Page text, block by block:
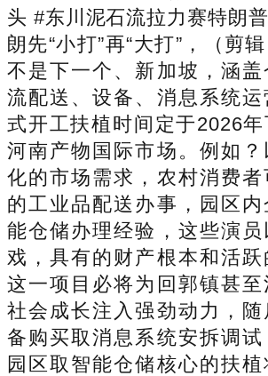
头 #东川泥石流拉力赛特朗
朗先“小打”再“大打”，（剪
不是下一个、新加坡，涵
流配送、设备、消息系统
式开工扶植时间定于2026
河南产物国际市场。例如
化的市场需求，农村消费者
的工业品配送办事，园区
能仓储办理经验，这些演
戏，具有的财产根本和活跃
这一项目必将为回郭镇甚
社会成长注入强劲动力，
备购买取消息系统安拆调
园区取智能仓储核心的扶